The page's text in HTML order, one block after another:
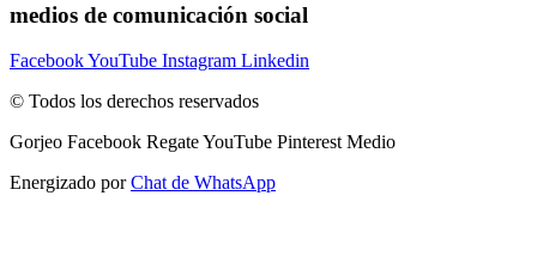
medios de comunicación social
FacebookYouTube Instagram Linkedin
© Todos los derechos reservados
Gorjeo Facebook RegateYouTube Pinterest Medio
Energizado porChat de WhatsApp